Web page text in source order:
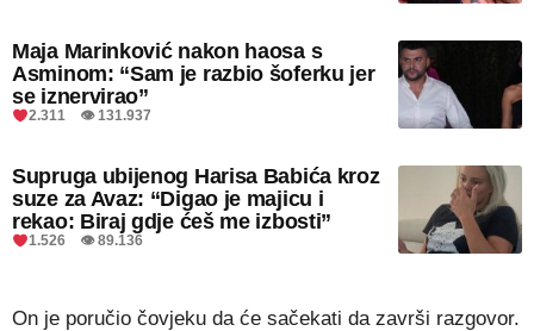
Maja Marinković nakon haosa s
Asminom: “Sam je razbio šoferku jer
se iznervirao”
2.311 👁 131.937
Supruga ubijenog Harisa Babića kroz
suze za Avaz: “Digao je majicu i
rekao: Biraj gdje ćeš me izbosti”
1.526 👁 89.136
On je poručio čovjeku da će sačekati da završi razgovor.